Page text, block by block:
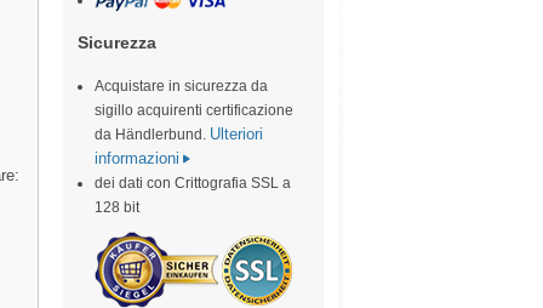
Sicurezza
Acquistare in sicurezza da
sigillo acquirenti certificazione
da Händlerbund. Ulteriori
informazioni
dei dati con Crittografia SSL a
128 bit